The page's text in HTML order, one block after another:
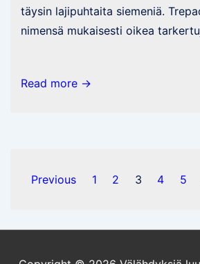
täysin lajipuhtaita siemeniä.
nimensä mukaisesti oikea
Satoa
Read more →
Posts
Previous 1 2 3 4 5